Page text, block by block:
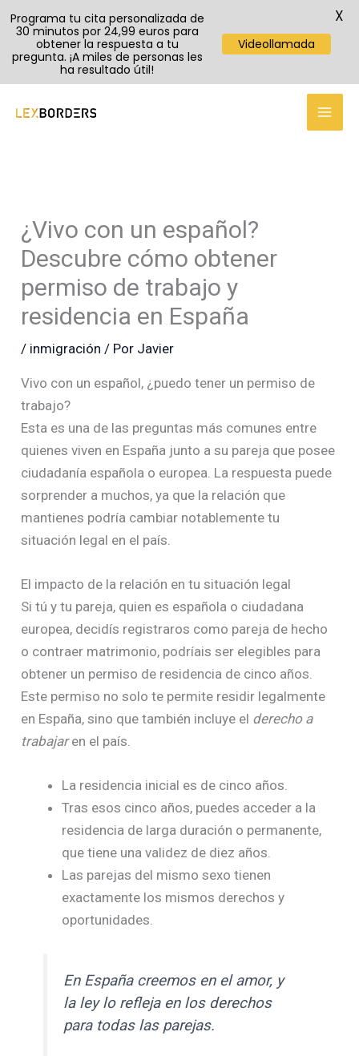
¿Vivo con un español?
Descubre cómo obtener
permiso de trabajo y
residencia en España
/ inmigración / Por Javier
Vivo con un español, ¿puedo tener un permiso de
trabajo?
Esta es una de las preguntas más comunes entre
quienes viven en España junto a su pareja que posee
ciudadanía española o europea. La respuesta puede
sorprender a muchos, ya que la relación que
mantienes podría cambiar notablemente tu
situación legal en el país.
El impacto de la relación en tu situación legal
Si tú y tu pareja, quien es española o ciudadana
europea, decidís registraros como pareja de hecho
o contraer matrimonio, podríais ser elegibles para
obtener un permiso de residencia de cinco años.
Este permiso no solo te permite residir legalmente
en España, sino que también incluye el derecho a
trabajaren el país.
La residencia inicial es de cinco años.
Tras esos cinco años, puedes acceder a la
residencia de larga duración o permanente,
que tiene una validez de diez años.
Las parejas del mismo sexo tienen
exactamente los mismos derechos y
oportunidades.
En España creemos en el amor, y
la ley lo refleja en los derechos
para todas las parejas.
TikTok
Instagram
YouTube
Programa tu cita personalizada de
30 minutos por 24,99 euros para
obtener la respuesta a tu
pregunta. ¡A miles de personas les
ha resultado útil!
Videollamada
X